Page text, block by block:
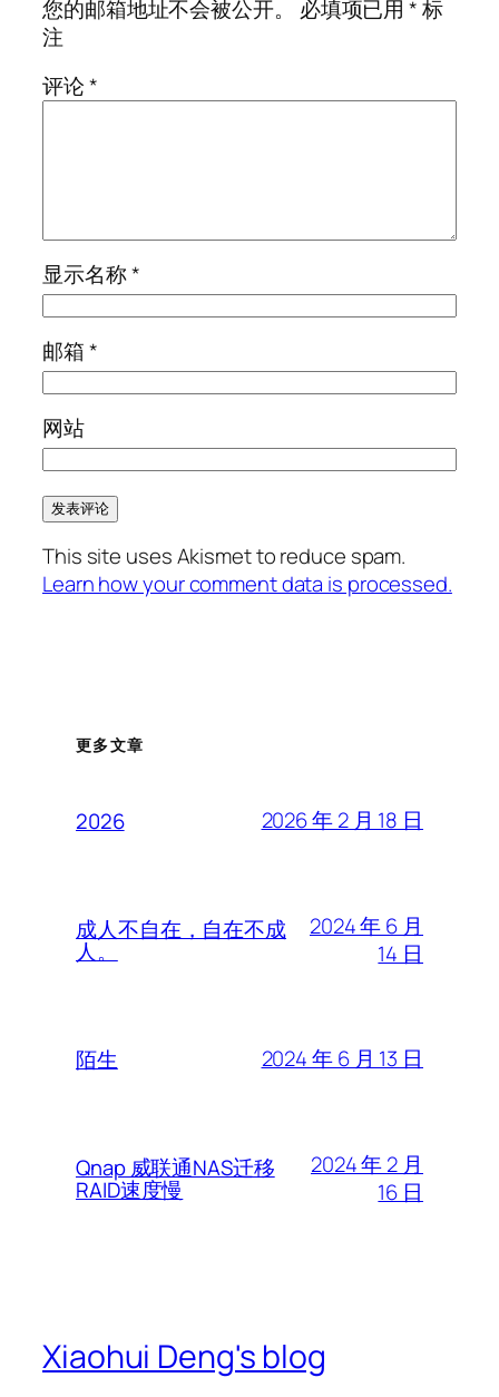
您的邮箱地址不会被公开。
必填项已用*标
注
评论*
显示名称*
邮箱*
网站
This site uses Akismet to reduce spam.
Learn how your comment data is processed.
更多文章
2026 2026 年 2 月 18 日
成人不自在，自在不成
人。
2024 年 6 月
14 日
陌生 2024 年 6 月 13 日
Qnap 威联通NAS迁移
RAID速度慢
2024 年 2 月
16 日
Xiaohui Deng's blog